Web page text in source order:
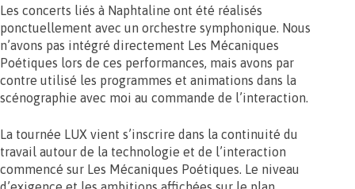
Les concerts liés à Naphtaline ont été réalisés
ponctuellement avec un orchestre symphonique. Nous
n’avons pas intégré directement Les Mécaniques
Poétiques lors de ces performances, mais avons par
contre utilisé les programmes et animations dans la
scénographie avec moi au commande de l’interaction.
La tournée LUX vient s’inscrire dans la continuité du
travail autour de la technologie et de l’interaction
commencé sur Les Mécaniques Poétiques. Le niveau